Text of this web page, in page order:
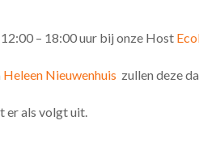
– 18:00 uur bij onze Host
Heleen Nieuwenhuis zullen deze
er als volgt uit.